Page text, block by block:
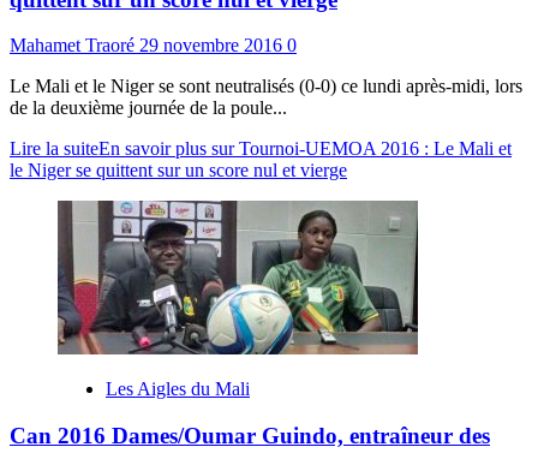
Mahamet Traoré 29 novembre 2016 0
Le Mali et le Niger se sont neutralisés (0-0) ce lundi après-midi, lors
de la deuxième journée de la poule...
Lire la suiteEn savoir plus sur Tournoi-UEMOA 2016 : Le Mali et
le Niger se quittent sur un score nul et vierge
Les Aigles du Mali
Can 2016 Dames/Oumar Guindo, entraîneur des